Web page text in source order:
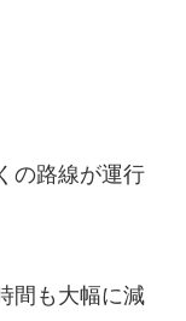
の路線が運行
間も大幅に減